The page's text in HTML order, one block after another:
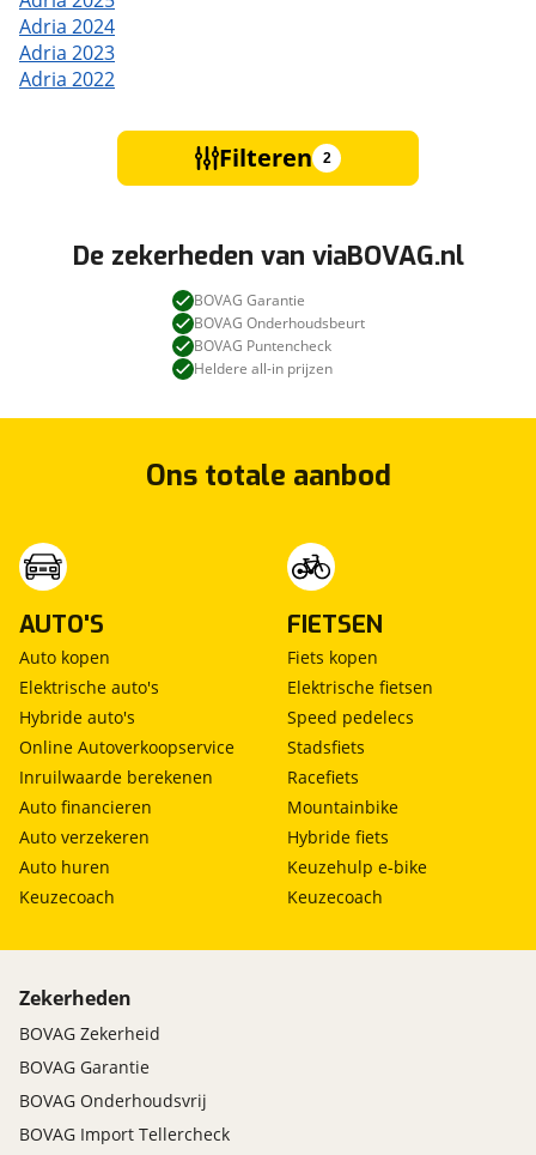
Adria 2024
Adria 2023
Adria 2022
Filteren 2
De zekerheden van viaBOVAG.nl
BOVAG Garantie
BOVAG Onderhoudsbeurt
BOVAG Puntencheck
Heldere all-in prijzen
Ons totale aanbod
AUTO'S
Auto kopen
Elektrische auto's
Hybride auto's
Online Autoverkoopservice
Inruilwaarde berekenen
Auto financieren
Auto verzekeren
Auto huren
Keuzecoach
FIETSEN
Fiets kopen
Elektrische fietsen
Speed pedelecs
Stadsfiets
Racefiets
Mountainbike
Hybride fiets
Keuzehulp e-bike
Keuzecoach
Zekerheden
BOVAG Zekerheid
BOVAG Garantie
BOVAG Onderhoudsvrij
BOVAG Import Tellercheck